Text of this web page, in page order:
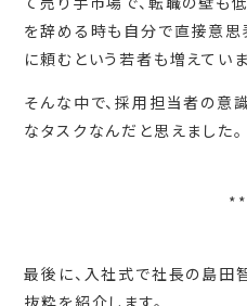
を辞める時も自分で直接意思
に頼むという若者も増えていま
そんな中で、採用担当者の意
なタスクなんだと思えました。
最後に、入社式で社長の島田
抜粋を紹介します。